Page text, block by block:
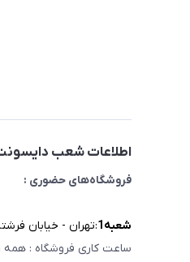
اطلاعات شعب
فروشگاه‌های حضوری :
شعبه‌1 :تهران - خیابان
ساعت کاری فروشگاه : همه روزه / 10 صبح